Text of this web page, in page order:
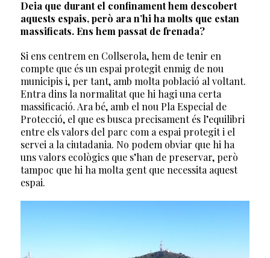
Deia que durant el confinament hem descobert
aquests espais, però ara n’hi ha molts que estan
massificats. Ens hem passat de frenada?
Si ens centrem en Collserola, hem de tenir en
compte que és un espai protegit enmig de nou
municipis i, per tant, amb molta població al voltant.
Entra dins la normalitat que hi hagi una certa
massificació. Ara bé, amb el nou Pla Especial de
Protecció, el que es busca precisament és l’equilibri
entre els valors del parc com a espai protegit i el
servei a la ciutadania. No podem obviar que hi ha
uns valors ecològics que s’han de preservar, però
tampoc que hi ha molta gent que necessita aquest
espai.